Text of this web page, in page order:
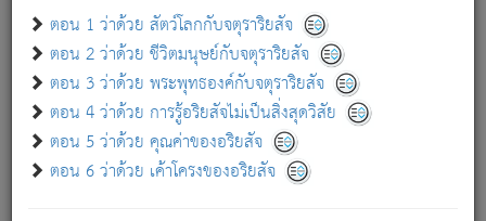
ตอน 1 ว่าด้วย สัตว์โลกกับจตุราริยสัจ
ตอน 2 ว่าด้วย ชีวิตมนุษย์กับจตุราริยสัจ
ตอน 3 ว่าด้วย พระพุทธองค์กับจตุราริยสัจ
ตอน 4 ว่าด้วย การรู้อริยสัจไม่เป็นสิ่งสุดวิสัย
ตอน 5 ว่าด้วย คุณค่าของอริยสัจ
ตอน 6 ว่าด้วย เค้าโครงของอริยสัจ
เขาเพลิดเพลินยิ่งนักในสิ่งใด สิ่งนั้นเป็นภัย (ที่เขาไม่รู้จัก)
เขากลัวต่อสิ่งใดสิ่งนั้นเป็นทุกข์
พรหมจรรย์นี้ อันบุคคลย่อมประพฤติ ก็เพื่อการละขาดซึ่ง
ภพ.
สมณะหรือพราหมณ์เหล่าใด กล่าวความหลุดพ้นจากภพว่า
มีได้เพราะภพ เรากล่าวว่า สมณะหรือพราหมณ์ทั้งปวงนั้น
มิใช่ผู้หลดพ้นจากภพ.